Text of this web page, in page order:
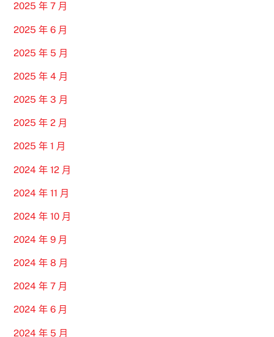
2025 年 7 月
2025 年 6 月
2025 年 5 月
2025 年 4 月
2025 年 3 月
2025 年 2 月
2025 年 1 月
2024 年 12 月
2024 年 11 月
2024 年 10 月
2024 年 9 月
2024 年 8 月
2024 年 7 月
2024 年 6 月
2024 年 5 月